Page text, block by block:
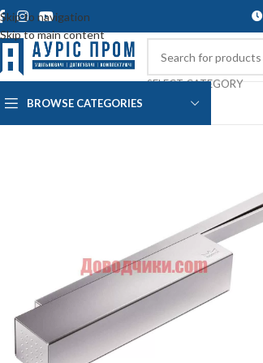
Skip to navigation
Skip to main content
SELECT CATEGORY
BROWSE CATEGORIES